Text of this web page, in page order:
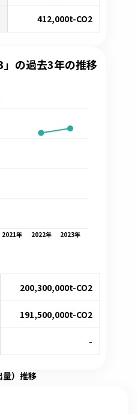
412,000t-CO2
」の過去3年の推移
2021年 2022年 2023年
200,300,000t-CO2
191,500,000t-CO2
-
量）推移